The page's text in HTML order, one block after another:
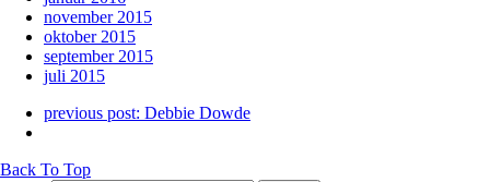
november 2015
oktober 2015
september 2015
juli 2015
previous post: Debbie Dowde
Back To Top